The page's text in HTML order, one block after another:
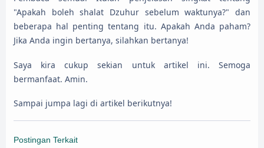
"Apakah boleh shalat Dzuhur sebelum waktunya?" dan
beberapa hal penting tentang itu. Apakah Anda paham?
Jika Anda ingin bertanya, silahkan bertanya!
Saya kira cukup sekian untuk artikel ini. Semoga
bermanfaat. Amin.
Sampai jumpa lagi di artikel berikutnya!
Postingan Terkait